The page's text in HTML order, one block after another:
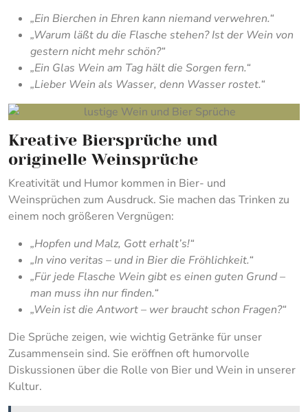
„Ein Bierchen in Ehren kann niemand verwehren.“
„Warum läßt du die Flasche stehen? Ist der Wein von
gestern nicht mehr schön?“
„Ein Glas Wein am Tag hält die Sorgen fern.“
„Lieber Wein als Wasser, denn Wasser rostet.“
Kreative Biersprüche und
originelle Weinsprüche
Kreativität und Humor kommen in Bier- und
Weinsprüchen zum Ausdruck. Sie machen das Trinken zu
einem noch größeren Vergnügen:
„Hopfen und Malz, Gott erhalt’s!“
„In vino veritas – und in Bier die Fröhlichkeit.“
„Für jede Flasche Wein gibt es einen guten Grund –
man muss ihn nur finden.“
„Wein ist die Antwort – wer braucht schon Fragen?“
Die Sprüche zeigen, wie wichtig Getränke für unser
Zusammensein sind. Sie eröffnen oft humorvolle
Diskussionen über die Rolle von Bier und Wein in unserer
Kultur.